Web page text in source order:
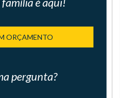
ORÇAMENTO
pergunta?